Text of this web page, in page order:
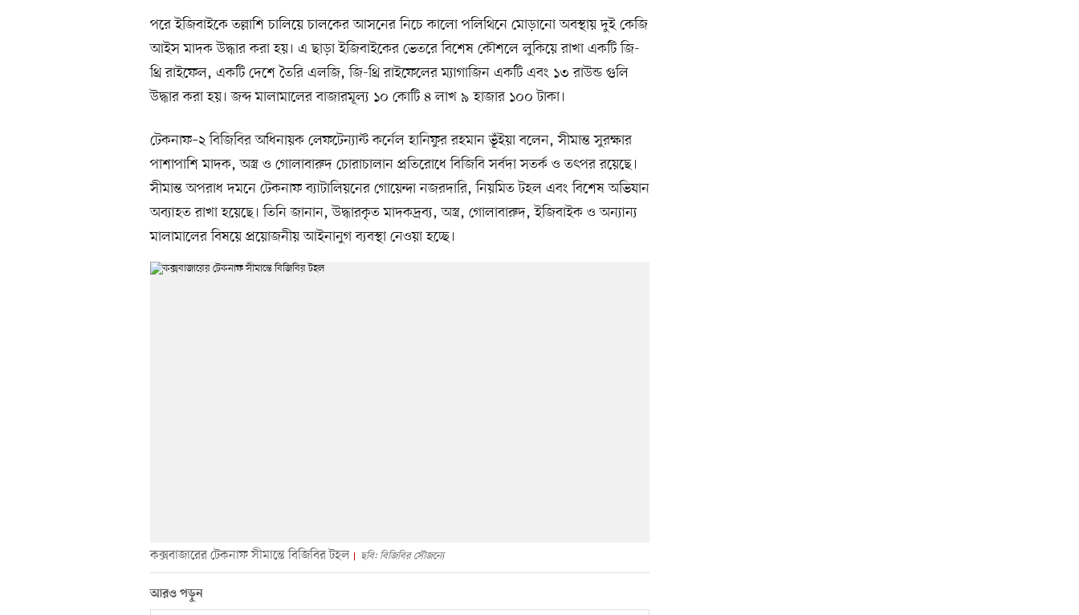
পরে ইজিবাইকে তল্লাশি চালিয়ে চালকের আসনের নিচে কালো পলিথিনে মোড়ানো অবস্থায় দুই কেজি
আইস মাদক উদ্ধার করা হয়। এ ছাড়া ইজিবাইকের ভেতরে বিশেষ কৌশলে লুকিয়ে রাখা একটি জি-
থ্রি রাইফেল, একটি দেশে তৈরি এলজি, জি-থ্রি রাইফেলের ম্যাগাজিন একটি এবং ১৩ রাউন্ড গুলি
উদ্ধার করা হয়। জব্দ মালামালের বাজারমূল্য ১০ কোটি ৪ লাখ ৯ হাজার ১০০ টাকা।
টেকনাফ–২ বিজিবির অধিনায়ক লেফটেন্যান্ট কর্নেল হানিফুর রহমান ভূঁইয়া বলেন, সীমান্ত সুরক্ষার
পাশাপাশি মাদক, অস্ত্র ও গোলাবারুদ চোরাচালান প্রতিরোধে বিজিবি সর্বদা সতর্ক ও তৎপর রয়েছে।
সীমান্ত অপরাধ দমনে টেকনাফ ব্যাটালিয়নের গোয়েন্দা নজরদারি, নিয়মিত টহল এবং বিশেষ অভিযান
অব্যাহত রাখা হয়েছে। তিনি জানান, উদ্ধারকৃত মাদকদ্রব্য, অস্ত্র, গোলাবারুদ, ইজিবাইক ও অন্যান্য
মালামালের বিষয়ে প্রয়োজনীয় আইনানুগ ব্যবস্থা নেওয়া হচ্ছে।
কক্সবাজারের টেকনাফ সীমান্তে বিজিবির টহল ছবি: বিজিবির সৌজন্যে
আরও পড়ুন